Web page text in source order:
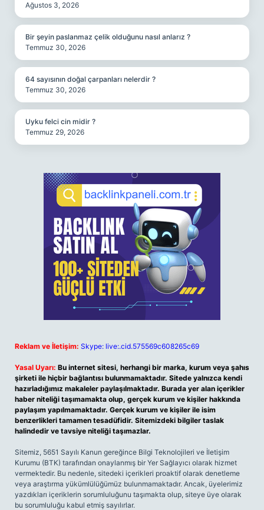
Ağustos 3, 2026
Bir şeyin paslanmaz çelik olduğunu nasıl anlarız ?
Temmuz 30, 2026
64 sayısının doğal çarpanları nelerdir ?
Temmuz 30, 2026
Uyku felci cin midir ?
Temmuz 29, 2026
Reklam ve İletişim: Skype: live:.cid.575569c608265c69
Yasal Uyarı: Bu internet sitesi, herhangi bir marka, kurum veya şahıs
şirketi ile hiçbir bağlantısı bulunmamaktadır. Sitede yalnızca kendi
hazırladığımız makaleler paylaşılmaktadır. Burada yer alan içerikler
haber niteliği taşımamakta olup, gerçek kurum ve kişiler hakkında
paylaşım yapılmamaktadır. Gerçek kurum ve kişiler ile isim
benzerlikleri tamamen tesadüfidir. Sitemizdeki bilgiler taslak
halindedir ve tavsiye niteliği taşımazlar.
Sitemiz, 5651 Sayılı Kanun gereğince Bilgi Teknolojileri ve İletişim
Kurumu (BTK) tarafından onaylanmış bir Yer Sağlayıcı olarak hizmet
vermektedir. Bu nedenle, sitedeki içerikleri proaktif olarak denetleme
veya araştırma yükümlülüğümüz bulunmamaktadır. Ancak, üyelerimiz
yazdıkları içeriklerin sorumluluğunu taşımakta olup, siteye üye olarak
bu sorumluluğu kabul etmiş sayılırlar.